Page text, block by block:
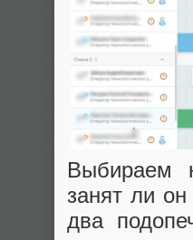
Выбираем
занят ли
два